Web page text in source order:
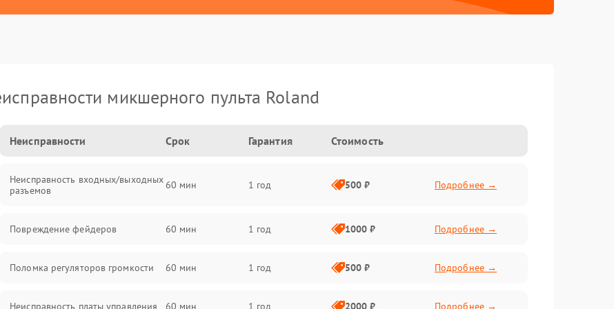
микшерного пульта Roland
Неисправности Срок Гарантия Стоимость
Неисправность входных/выходных
разъемов
60 мин 1 год 500 ₽ Подробнее →
Повреждение фейдеров 60 мин 1 год 1000 ₽ Подробнее →
Поломка регуляторов громкости 60 мин 1 год 500 ₽ Подробнее →
Неисправность платы управления 60 мин 1 год 2000 ₽ Подробнее →